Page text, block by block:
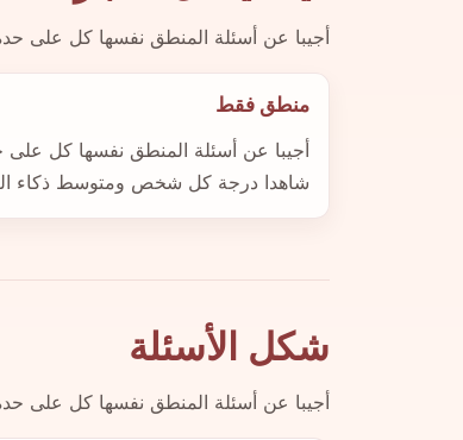
أجيبا عن أسئلة المنطق نفسها كل على
منطق فقط
أجيبا عن أسئلة المنطق نفسها كل على
شاهدا درجة كل شخص ومتوسط ذكاء
شكل الأسئلة
أجيبا عن أسئلة المنطق نفسها كل على